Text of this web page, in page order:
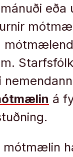
á